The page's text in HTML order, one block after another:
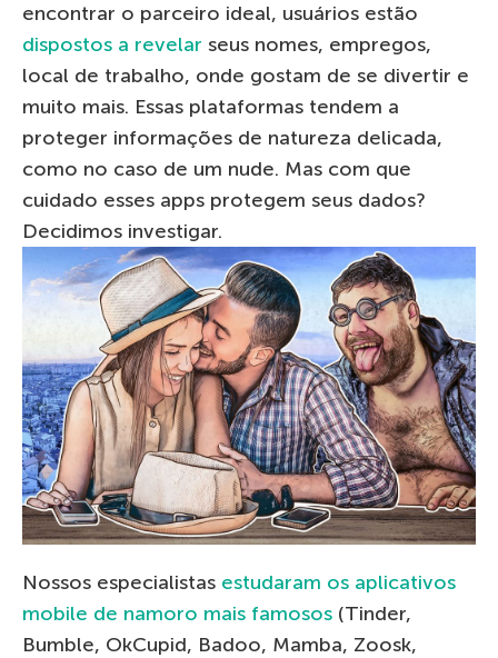
encontrar o parceiro ideal, usuários estão
dispostos a revelar seus nomes, empregos,
local de trabalho, onde gostam de se divertir e
muito mais. Essas plataformas tendem a
proteger informações de natureza delicada,
como no caso de um nude. Mas com que
cuidado esses apps protegem seus dados?
Decidimos investigar.
Nossos especialistas estudaram os aplicativos
mobile de namoro mais famosos (Tinder,
Bumble, OkCupid, Badoo, Mamba, Zoosk,